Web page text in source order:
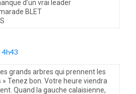
d’un vrai leader
BLET
4h43
les grands arbres qui prennent les
Tenez bon. Votre heure viendra
Quand la gauche calaisienne,